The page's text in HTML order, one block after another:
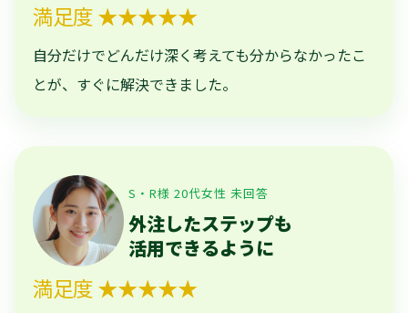
満足度 ★★★★★
自分だけでどんだけ深く考えても分からなかったこ
とが、すぐに解決できました。
S・R様 20代女性 未回答
外注したステップも
活用できるように
満足度 ★★★★★